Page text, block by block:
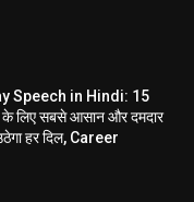
Speech in Hindi: 15
के लिए सबसे आसान और दमदार
हर दिल, Career